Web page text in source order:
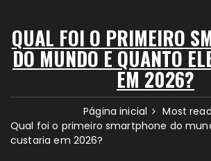
QUAL FOI O PRIMEIRO
DO MUNDO E QUANTO
EM 2026?
Página inicial
Most read
Qual foi o primeiro smartphone do
custaria em 2026?